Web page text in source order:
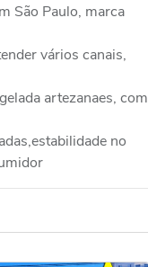
São Paulo, marca
vários canais,
artezanaes, com
no